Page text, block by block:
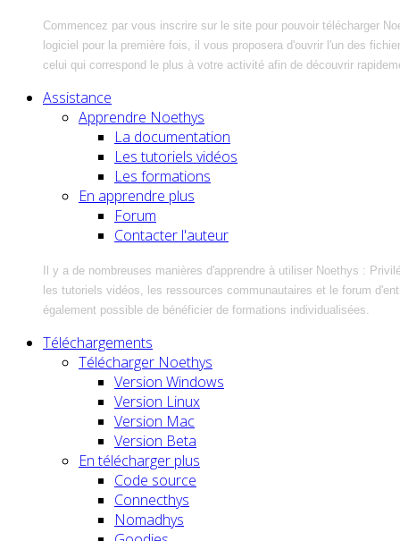
Commencez par vous inscrire sur le site pour pouvoir télécharger
logiciel pour la première fois, il vous proposera d'ouvrir l'un des
celui qui correspond le plus à votre activité afin de découvrir
Assistance
Apprendre Noethys
La documentation
Les tutoriels vidéos
Les formations
En apprendre plus
Forum
Contacter l'auteur
Il y a de nombreuses manières d'apprendre à utiliser Noethys :
les tutoriels vidéos, les ressources communautaires et le forum
également possible de bénéficier de formations individualisées.
Téléchargements
Télécharger Noethys
Version Windows
Version Linux
Version Mac
Version Beta
En télécharger plus
Code source
Connecthys
Nomadhys